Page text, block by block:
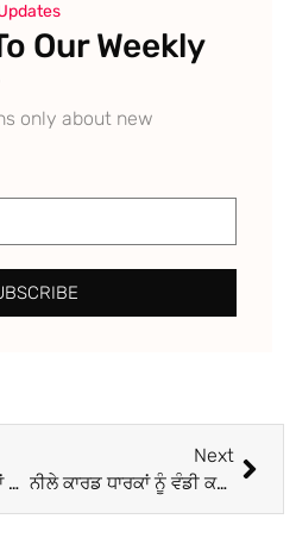
Our Weekly
only about new
ਸ਼ੀਤਲਾ ਮਾਤਾ ਮੰਦਰ ਦਾ 11ਵਾਂ ਸਥਾਪਨਾ ਦਿਵਸ ਮਨਾਇਆ
Next
ਨੀਲੇ ਕਾਰਡ ਧਾਰਕਾਂ ਨੂੰ ਵੰਡੀ ਕਣਕ